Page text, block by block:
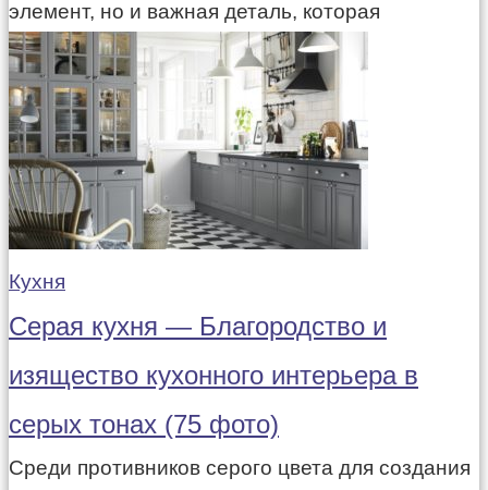
элемент, но и важная деталь, которая
Кухня
Серая кухня — Благородство и
изящество кухонного интерьера в
серых тонах (75 фото)
Среди противников серого цвета для создания